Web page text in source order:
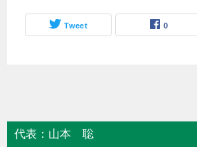
Tweet 0
代表：山本 聡